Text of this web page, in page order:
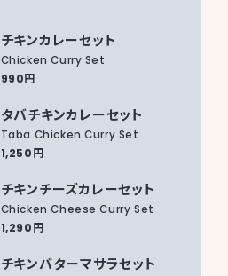
チキンカレーセット
Chicken Curry Set
990円
タバチキンカレーセット
Taba Chicken Curry Set
1,250円
チキンチーズカレーセット
Chicken Cheese Curry Set
1,290円
チキンバターマサラセット